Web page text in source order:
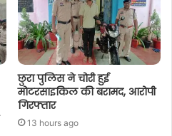
छुरा पुलिस ने चोरी हुई
मोटरसाइकिल की बरामद, आरोपी
गिरफ्तार
13 hours ago